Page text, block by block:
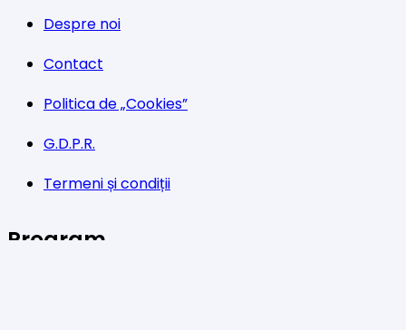
Despre noi
Contact
Politica de „Cookies”
G.D.P.R.
Termeni și condiții
Program